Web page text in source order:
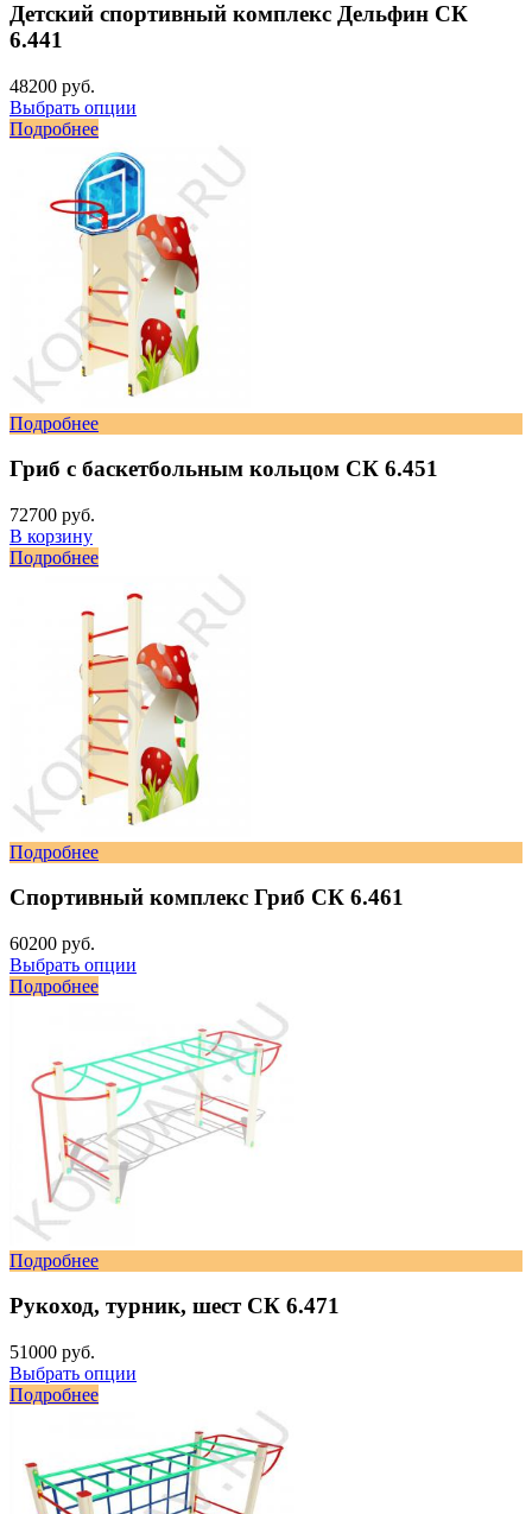
Детский спортивный комплекс Дельфин СК
6.441
48200 руб.
Выбрать опции
Подробнее
Подробнее
Гриб с баскетбольным кольцом СК 6.451
72700 руб.
В корзину
Подробнее
Подробнее
Спортивный комплекс Гриб СК 6.461
60200 руб.
Выбрать опции
Подробнее
Подробнее
Рукоход, турник, шест СК 6.471
51000 руб.
Выбрать опции
Подробнее